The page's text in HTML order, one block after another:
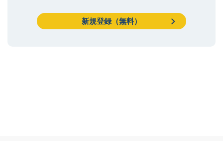
新規登録（無料）